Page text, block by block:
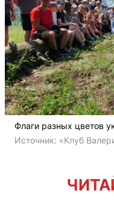
Флаги разных цветов
Источник: «Клуб